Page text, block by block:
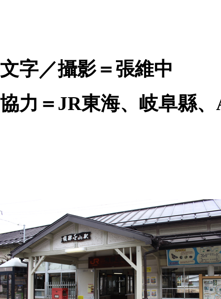
文字／攝影＝張維中
協力＝JR東海、岐阜縣